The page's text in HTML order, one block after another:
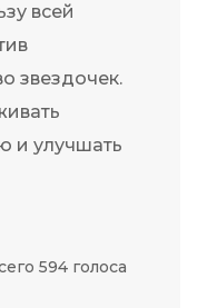
всей
звездочек.
и улучшать
594 голоса